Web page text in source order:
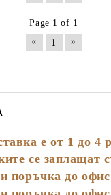
Page 1 of 1
«
1 »
е от 1 до 4
се заплащат
поръчка до